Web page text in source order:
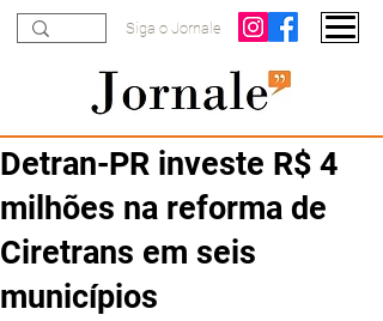
Siga o Jornale
Detran-PR investe R$ 4
milhões na reforma de
Ciretrans em seis
municípios